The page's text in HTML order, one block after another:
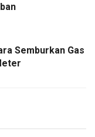
Semburkan Gas